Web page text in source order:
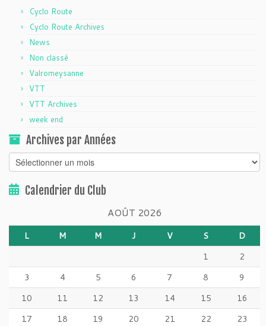
Cyclo Route
Cyclo Route Archives
News
Non classé
Valromeysanne
VTT
VTT Archives
week end
Archives par Années
Archives
par
AnnéesCalendrier du Club
AOÛT 2026
L M M J V S
D
1
2
3
4 5 6 7 8
9
10
11 12 13 14 15
16
17
18 19 20 21 22
23